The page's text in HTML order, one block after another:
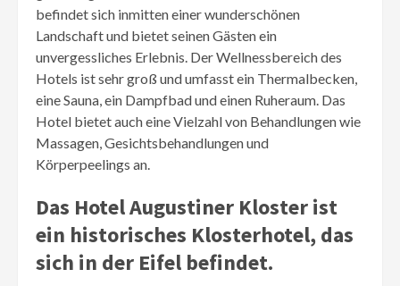
befindet sich inmitten einer wunderschönen
Landschaft und bietet seinen Gästen ein
unvergessliches Erlebnis. Der Wellnessbereich des
Hotels ist sehr groß und umfasst ein Thermalbecken,
eine Sauna, ein Dampfbad und einen Ruheraum. Das
Hotel bietet auch eine Vielzahl von Behandlungen wie
Massagen, Gesichtsbehandlungen und
Körperpeelings an.
Das Hotel Augustiner Kloster ist
ein historisches Klosterhotel, das
sich in der Eifel befindet.